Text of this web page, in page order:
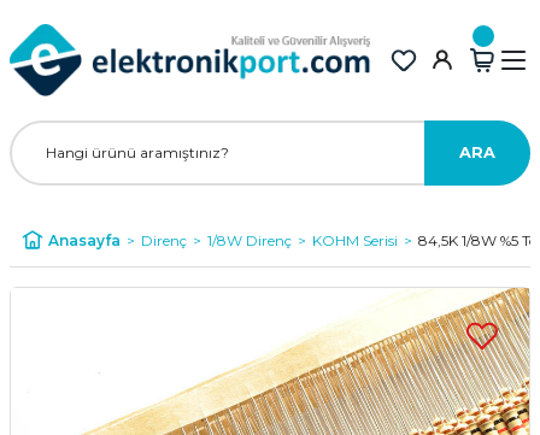
ARA
Anasayfa Direnç 1/8W Direnç KOHM Serisi 84,5K 1/8W %5